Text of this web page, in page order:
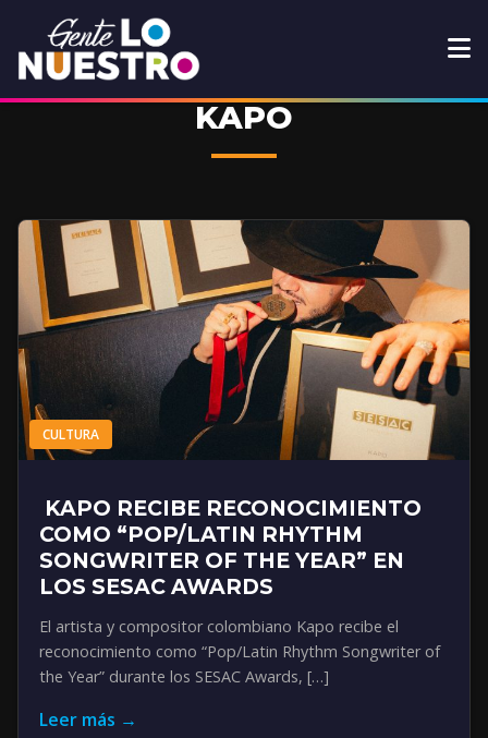
KAPO
CULTURA
KAPO RECIBE RECONOCIMIENTO
COMO “POP/LATIN RHYTHM
SONGWRITER OF THE YEAR” EN
LOS SESAC AWARDS
El artista y compositor colombiano Kapo recibe el
reconocimiento como “Pop/Latin Rhythm Songwriter of
the Year” durante los SESAC Awards, […]
Leer más →